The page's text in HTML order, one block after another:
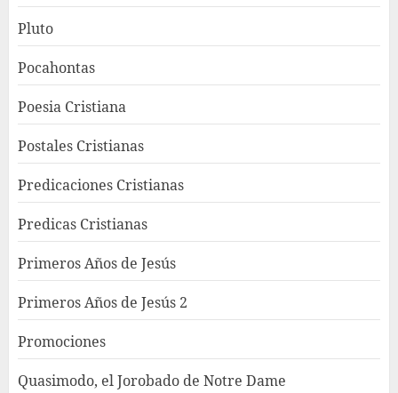
Pluto
Pocahontas
Poesia Cristiana
Postales Cristianas
Predicaciones Cristianas
Predicas Cristianas
Primeros Años de Jesús
Primeros Años de Jesús 2
Promociones
Quasimodo, el Jorobado de Notre Dame